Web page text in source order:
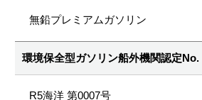
無鉛プレミアムガソリン
環境保全型ガソリン船外機関認定No.
R5海洋 第0007号